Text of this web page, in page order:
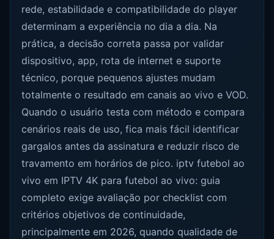
rede, estabilidade e compatibilidade do player
determinam a experiência no dia a dia. Na
prática, a decisão correta passa por validar
dispositivo, app, rota de internet e suporte
técnico, porque pequenos ajustes mudam
totalmente o resultado em canais ao vivo e VOD.
Quando o usuário testa com método e compara
cenários reais de uso, fica mais fácil identificar
gargalos antes da assinatura e reduzir risco de
travamento em horários de pico. iptv futebol ao
vivo em IPTV 4K para futebol ao vivo: guia
completo exige avaliação por checklist com
critérios objetivos de continuidade,
principalmente em 2026, quando qualidade de